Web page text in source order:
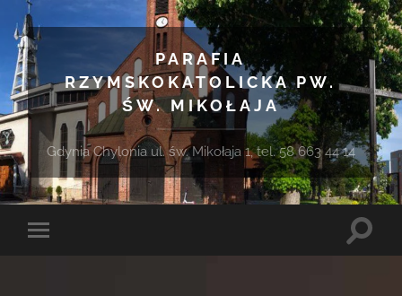
PARAFIA
RZYMSKOKATOLICKA PW.
ŚW. MIKOŁAJA
Gdynia Chylonia ul. św. Mikołaja 1, tel. 58 663 44 14
Toggle
Toggle